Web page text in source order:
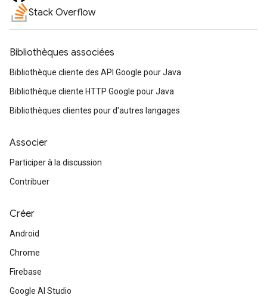
Stack Overflow
Bibliothèques associées
Bibliothèque cliente des API Google pour Java
Bibliothèque cliente HTTP Google pour Java
Bibliothèques clientes pour d'autres langages
Associer
Participer à la discussion
Contribuer
Créer
Android
Chrome
Firebase
Google AI Studio